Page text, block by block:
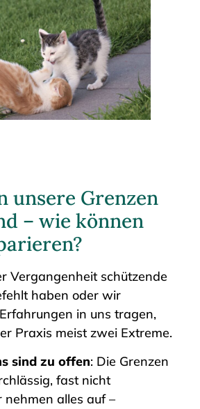
unsere Grenzen
– wie können
Vergangenheit schützende
haben oder wir
in uns tragen,
Praxis meist zwei Extreme.
sind zu offen: Die Grenzen
fast nicht
alles auf –